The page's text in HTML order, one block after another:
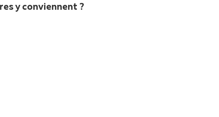
y conviennent ?